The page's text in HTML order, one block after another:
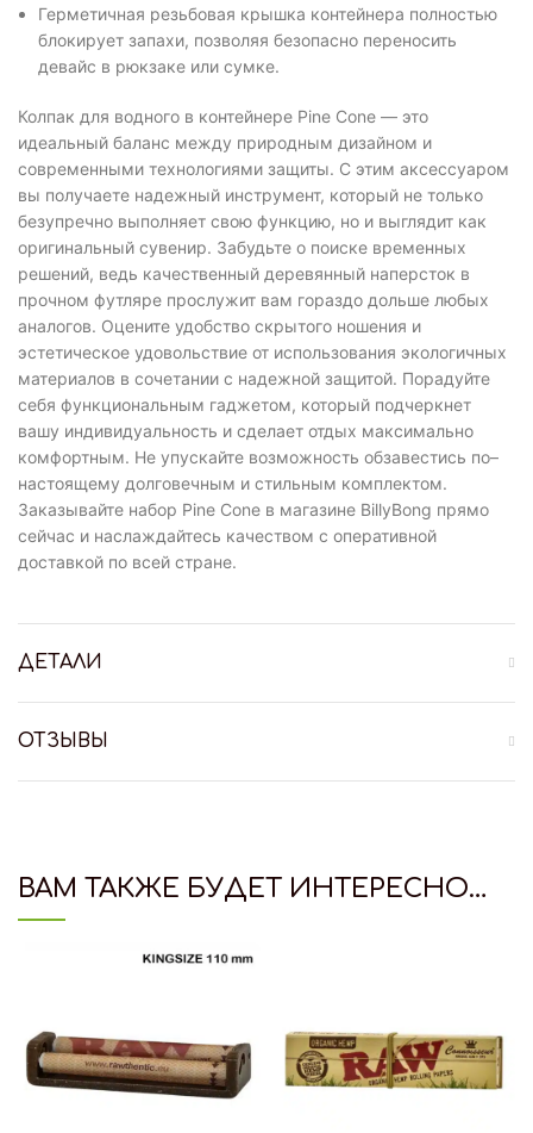
Герметичная резьбовая крышка контейнера полностью
блокирует запахи, позволяя безопасно переносить
девайс в рюкзаке или сумке.
Колпак для водного в контейнере Pine Cone — это
идеальный баланс между природным дизайном и
современными технологиями защиты. С этим аксессуаром
вы получаете надежный инструмент, который не только
безупречно выполняет свою функцию, но и выглядит как
оригинальный сувенир. Забудьте о поиске временных
решений, ведь качественный деревянный наперсток в
прочном футляре прослужит вам гораздо дольше любых
аналогов. Оцените удобство скрытого ношения и
эстетическое удовольствие от использования экологичных
материалов в сочетании с надежной защитой. Порадуйте
себя функциональным гаджетом, который подчеркнет
вашу индивидуальность и сделает отдых максимально
комфортным. Не упускайте возможность обзавестись по–
настоящему долговечным и стильным комплектом.
Заказывайте набор Pine Cone в магазине BillyBong прямо
сейчас и наслаждайтесь качеством с оперативной
доставкой по всей стране.
ДЕТАЛИ
ОТЗЫВЫ
ВАМ ТАКЖЕ БУДЕТ ИНТЕРЕСНО…